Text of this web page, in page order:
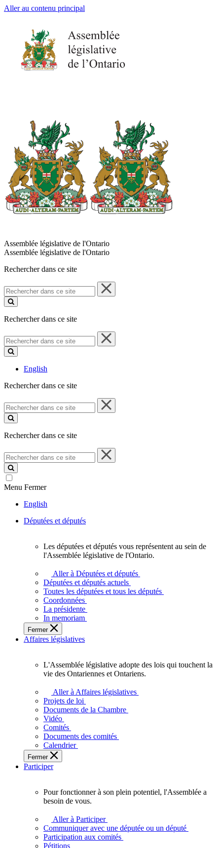
Aller au contenu principal
Assemblée législative de l'Ontario
Assemblée législative de l'Ontario
Rechercher dans ce site
Rechercher
dans
ce
Rechercher dans ce site
Rechercher
dans
ce
English
Rechercher dans ce site
Rechercher
dans
ce
Rechercher dans ce site
Rechercher
dans
ce
site
Menu Fermer
English
Députées et députés
députés
vous
représentent
sein
de
l'Assemblée
législative
l'Ontario.
Les députées et députés vous représentent au sein de
l'Assemblée législative de l'Ontario.
Aller à Députées et députés
Députées et députés actuels
Toutes les députées et tous les députés
Coordonnées
La présidente
In memoriam
Fermer
Affaires législatives
L'Assemblée
adopte
touchent
des
Ontariennes
et
L'Assemblée législative adopte des lois qui touchent la
vie des Ontariennes et Ontariens.
Aller à Affaires législatives
Projets de loi
Documents de la Chambre
Vidéo
Comités
Documents des comités
Calendrier
Fermer
Participer
plein
potentiel,
Pour fonctionner à son plein potentiel, l'Assemblée a
besoin de vous.
Aller à Participer
Communiquer avec une députée ou un député
Participation aux comités
Pétitions